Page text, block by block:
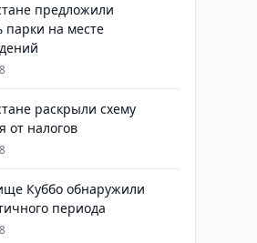
предложили
парки на месте
раскрыли схему
от налогов
Куббо обнаружили
периода